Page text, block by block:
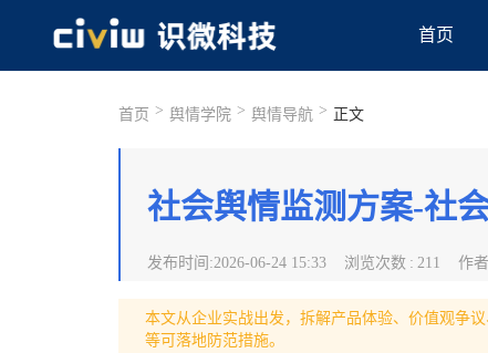
首页
首页 > 舆情学院 > 舆情导航 > 正文
社会舆情监测方案-社
发布时间 :2026-06-24 15:33 浏览次数 : 211 作者
本文从企业实战出发，拆解产品体验、价值观争
等可落地防范措施。